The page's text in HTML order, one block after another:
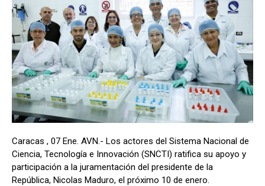
Caracas , 07 Ene. AVN.- Los actores del Sistema Nacional de
Ciencia, Tecnología e Innovación (SNCTI) ratifica su apoyo y
participación a la juramentación del presidente de la
República, Nicolas Maduro, el próximo 10 de enero.